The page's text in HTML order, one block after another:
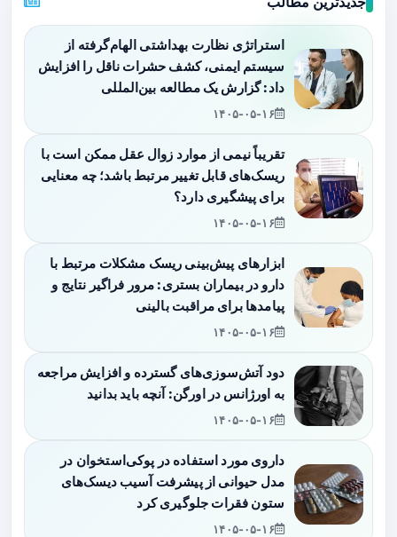
استراتژی نظارت بهداشتی الهام‌گرفته از
سیستم ایمنی، کشف حشرات ناقل را افزایش
داد: گزارش یک مطالعه بین‌المللی
۱۴۰۵-۰۵-۱۶
تقریباً نیمی از موارد زوال عقل ممکن است با
ریسک‌های قابل تغییر مرتبط باشد؛ چه معنایی
برای پیشگیری دارد؟
۱۴۰۵-۰۵-۱۶
ابزارهای پیش‌بینی ریسک مشکلات مرتبط با
دارو در بیماران بستری: مرور فراگیر نتایج و
پیامدها برای مراقبت بالینی
۱۴۰۵-۰۵-۱۶
دود آتش‌سوزی‌های گسترده و افزایش مراجعه
به اورژانس در اورگن: آنچه باید بدانید
۱۴۰۵-۰۵-۱۶
داروی مورد استفاده در پوکی‌استخوان در
مدل حیوانی از پیشرفت آسیب دیسک‌های
ستون فقرات جلوگیری کرد
۱۴۰۵-۰۵-۱۶